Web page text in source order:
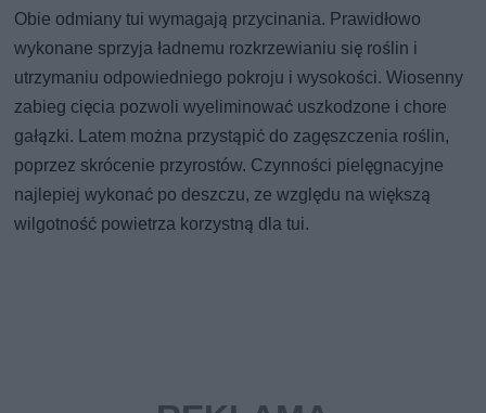
Obie odmiany tui wymagają przycinania. Prawidłowo
wykonane sprzyja ładnemu rozkrzewianiu się roślin i
utrzymaniu odpowiedniego pokroju i wysokości. Wiosenny
zabieg cięcia pozwoli wyeliminować uszkodzone i chore
gałązki. Latem można przystąpić do zagęszczenia roślin,
poprzez skrócenie przyrostów. Czynności pielęgnacyjne
najlepiej wykonać po deszczu, ze względu na większą
wilgotność powietrza korzystną dla tui.